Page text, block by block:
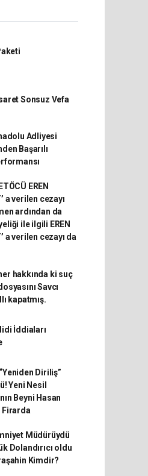
Sonsuz Vefa
Adliyesi
Başarılı
EREN
a verilen cezayı
ardından da
ile ilgili EREN
a verilen cezayı da
hakkında ki suç
Savcı
kapatmış.
İddiaları
Diriliş”
Yeni Nesil
Beyni Hasan
Firarda
Müdürüydü
Dolandırıcı oldu
Kimdir?